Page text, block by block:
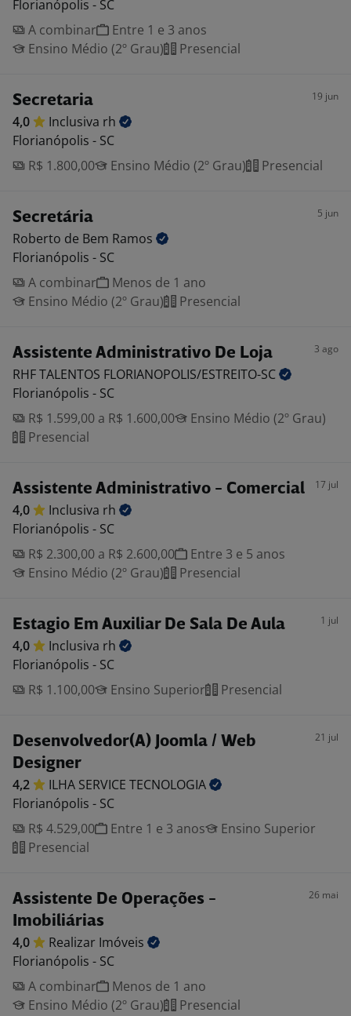
Florianópolis - SC
A combinar
Entre 1 e 3 anos
Ensino Médio (2º Grau)
Presencial
Secretaria 19 jun
4,0 Inclusiva rh
Florianópolis - SC
R$ 1.800,00
Ensino Médio (2º Grau) Presencial
Secretária 5 jun
Roberto de Bem Ramos
Florianópolis - SC
A combinar
Menos de 1 ano
Ensino Médio (2º Grau)
Presencial
Assistente Administrativo De Loja 3 ago
RHF TALENTOS FLORIANOPOLIS/ESTREITO-SC
Florianópolis - SC
R$ 1.599,00 a R$ 1.600,00
Ensino Médio (2º Grau)
Presencial
Assistente Administrativo - Comercial 17 jul
4,0 Inclusiva rh
Florianópolis - SC
R$ 2.300,00 a R$ 2.600,00
Entre 3 e 5 anos
Ensino Médio (2º Grau)
Presencial
Estagio Em Auxiliar De Sala De Aula 1 jul
4,0 Inclusiva rh
Florianópolis - SC
R$ 1.100,00
Ensino Superior Presencial
Desenvolvedor(A) Joomla / Web
Designer
21 jul
4,2 ILHA SERVICE TECNOLOGIA
Florianópolis - SC
R$ 4.529,00
Entre 1 e 3 anos
Ensino Superior
Presencial
Assistente De Operações -
Imobiliárias
26 mai
4,0 Realizar Imóveis
Florianópolis - SC
A combinar
Menos de 1 ano
Ensino Médio (2º Grau)
Presencial